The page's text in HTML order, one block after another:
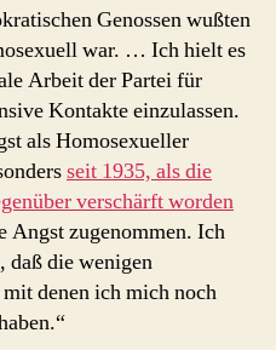
undGenossen wußten
war. … Ich hielt es
Arbeit der Partei für
Kontakte einzulassen.
als Homosexueller
seit 1935, als die
verschärft worden
Angst zugenommen. Ich
daß die wenigen
denen ich mich noch